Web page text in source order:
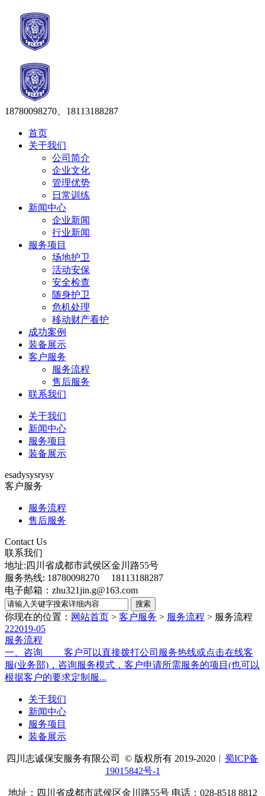
18780098270、18113188287
首页
关于我们
公司简介
企业文化
管理优势
日常训练
新闻中心
企业新闻
行业新闻
服务项目
场地护卫
活动安保
安全检查
随身护卫
危机处理
移动财产看护
成功案例
装备展示
客户服务
服务流程
售后服务
联系我们
关于我们
新闻中心
服务项目
装备展示
esadysysrysy
客户服务
服务流程
售后服务
Contact Us
联系我们
地址:四川省成都市武侯区金川路55号
服务热线: 18780098270 18113188287
电子邮箱：zhu321jin.g@163.com
你现在的位置： 网站首页 > 客户服务 > 服务流程 > 服务流程
222019-05
服务流程
一、咨询 客户可以直接拨打公司服务热线或点击在线客
服(业务部)，咨询服务模式，客户申请所需服务的项目(也可以
根据客户的要求定制服...
关于我们
新闻中心
服务项目
装备展示
四川志诚保安服务有限公司 © 版权所有 2019-2020︱ 蜀ICP备
19015842号-1
地址：四川省成都市武侯区金川路55号 电话：028-8518 8812